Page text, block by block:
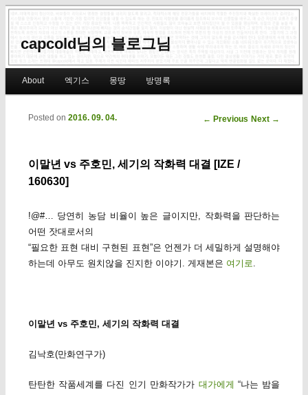
capcold님의 블로그님
Skip to primary content
Skip to secondary content
About 엑기스 몽땅 방명록
Post navigation
← Previous Next →
이말년 vs 주호민, 세기의 작화력 대결 [IZE /
160630]
Posted on 2016. 09. 04.
!@#… 당연히 농담 비율이 높은 글이지만, 작화력을 판단하는
어떤 잣대로서의
“필요한 표현 대비 구현된 표현”은 언젠가 더 세밀하게 설명해야
하는데 아무도 원치않을 진지한 이야기. 게재본은 여기로
이말년 vs 주호민, 세기의 작화력 대결
김낙호(만화연구가)
탄탄한 작품세계를 다진 인기 만화작가가 대가에게 “나는 밤을